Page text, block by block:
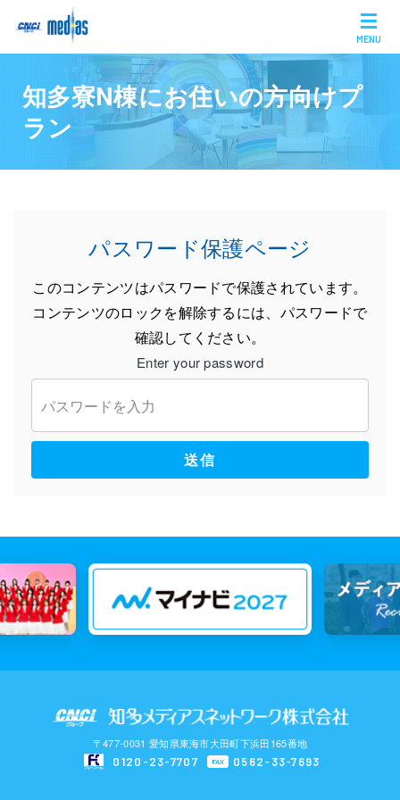
MENU
知多寮N棟にお住いの方向けプ
ラン
パスワード保護ページ
このコンテンツはパスワードで保護されています。
コンテンツのロックを解除するには、パスワードで
確認してください。
Enter your password
送信
〒477-0031 愛知県東海市大田町下浜田165番地
0120-23-7707
FAX 0562-33-7693